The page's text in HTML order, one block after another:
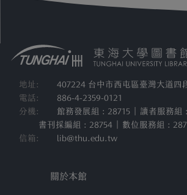
地址:
407224 台中市西屯區臺灣大道四
電話:
886-4-2359-0121
分機:
館務發展組 : 28715 | 讀者服務組
書刊採編組 : 28754 | 數位服務組 :
信箱:
lib@thu.edu.tw
關於本館